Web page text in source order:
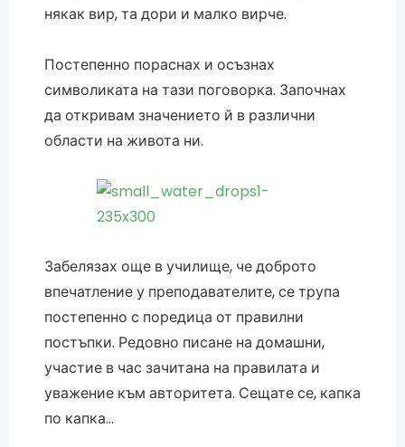
някак вир, та дори и малко вирче.
Постепенно пораснах и осъзнах
символиката на тази поговорка. Започнах
да откривам значението й в различни
области на живота ни.
Забелязах още в училище, че доброто
впечатление у преподавателите, се трупа
постепенно с поредица от правилни
постъпки. Редовно писане на домашни,
участие в час зачитана на правилата и
уважение към авторитета. Сещате се, капка
по капка…